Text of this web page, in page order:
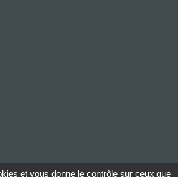
et vous donne le contrôle sur ceux que